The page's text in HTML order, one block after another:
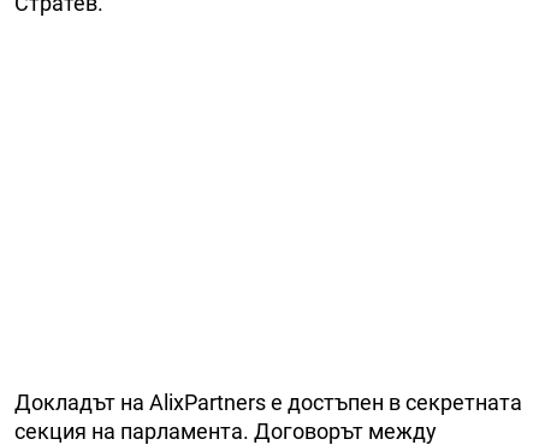
Докладът на AlixPartners е достъпен в секретната
секция на парламента. Договорът между